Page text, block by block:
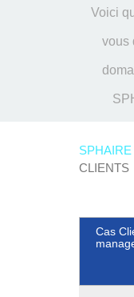
Voici
vous
CLIENTS
Cas